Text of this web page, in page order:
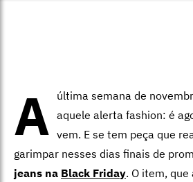
A última semana de
aquele alerta fashion: é
vem. E se tem peça que
garimpar nesses dias finais de
jeans na Black Friday. O item,